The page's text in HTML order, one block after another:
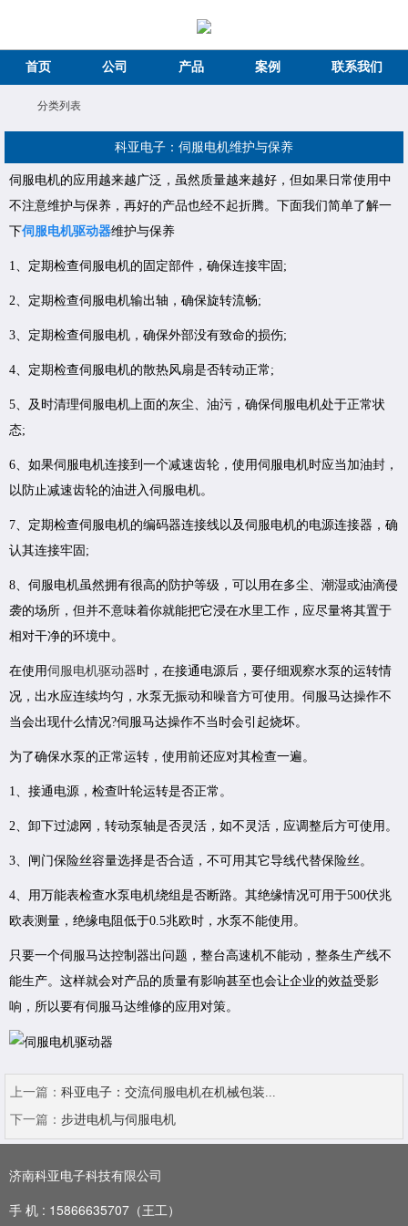
首页 公司 产品 案例 联系我们
分类列表
科亚电子：伺服电机维护与保养
伺服电机的应用越来越广泛，虽然质量越来越好，但如果日常使用中
不注意维护与保养，再好的产品也经不起折腾。下面我们简单了解一
下伺服电机驱动器维护与保养
1、定期检查伺服电机的固定部件，确保连接牢固;
2、定期检查伺服电机输出轴，确保旋转流畅;
3、定期检查伺服电机，确保外部没有致命的损伤;
4、定期检查伺服电机的散热风扇是否转动正常;
5、及时清理伺服电机上面的灰尘、油污，确保伺服电机处于正常状
态;
6、如果伺服电机连接到一个减速齿轮，使用伺服电机时应当加油封，
以防止减速齿轮的油进入伺服电机。
7、定期检查伺服电机的编码器连接线以及伺服电机的电源连接器，确
认其连接牢固;
8、伺服电机虽然拥有很高的防护等级，可以用在多尘、潮湿或油滴侵
袭的场所，但并不意味着你就能把它浸在水里工作，应尽量将其置于
相对干净的环境中。
在使用伺服电机驱动器时，在接通电源后，要仔细观察水泵的运转情
况，出水应连续均匀，水泵无振动和噪音方可使用。伺服马达操作不
当会出现什么情况?伺服马达操作不当时会引起烧坏。
为了确保水泵的正常运转，使用前还应对其检查一遍。
1、接通电源，检查叶轮运转是否正常。
2、卸下过滤网，转动泵轴是否灵活，如不灵活，应调整后方可使用。
3、闸门保险丝容量选择是否合适，不可用其它导线代替保险丝。
4、用万能表检查水泵电机绕组是否断路。其绝缘情况可用于500伏兆
欧表测量，绝缘电阻低于0.5兆欧时，水泵不能使用。
只要一个伺服马达控制器出问题，整台高速机不能动，整条生产线不
能生产。这样就会对产品的质量有影响甚至也会让企业的效益受影
响，所以要有伺服马达维修的应用对策。
上一篇： 科亚电子：交流伺服电机在机械包装...
下一篇： 步进电机与伺服电机
济南科亚电子科技有限公司
手 机 : 15866635707（王工）